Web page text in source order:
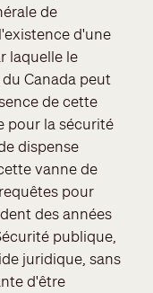
de
d'une
laquelle le
Canada peut
de cette
pour la sécurité
dispense
vanne de
pour
des années
publique,
juridique, sans
d'être